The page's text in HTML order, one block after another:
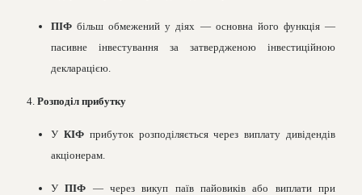
ПІФ більш обмежений у діях — основна його функція —
пасивне інвестування за затвердженою інвестиційною
декларацією.
4. Розподіл прибутку
У КІФприбуток розподіляється через виплату дивідендів
акціонерам.
УПІФ — через викуп паїв пайовиків або виплати при